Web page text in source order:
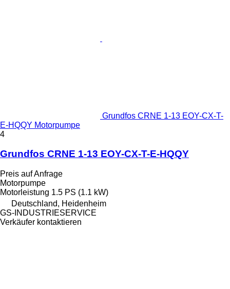
Grundfos CRNE 1-13 EOY-CX-T-
E-HQQY Motorpumpe
4
Grundfos CRNE 1-13 EOY-CX-T-E-HQQY
Preis auf Anfrage
Motorpumpe
Motorleistung 1.5 PS (1.1 kW)
Deutschland, Heidenheim
GS-INDUSTRIESERVICE
Verkäufer kontaktieren